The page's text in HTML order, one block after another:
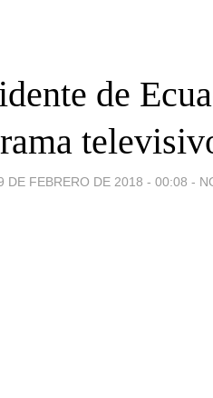
de
DE FEBRERO DE 2018 - 00:08 -